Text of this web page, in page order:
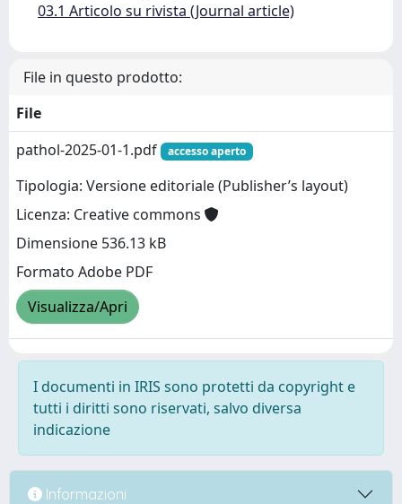
03.1 Articolo su rivista (Journal article)
File in questo prodotto:
File
pathol-2025-01-1.pdf
accesso aperto
Tipologia: Versione editoriale (Publisher’s layout)
Licenza: Creative commons
Dimensione 536.13 kB
Formato Adobe PDF
Visualizza/Apri
I documenti in IRIS sono protetti da copyright e
tutti i diritti sono riservati, salvo diversa
indicazione
Informazioni